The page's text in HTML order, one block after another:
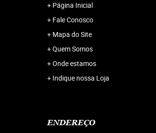
Página Inicial
Fale Conosco
Mapa do Site
Quem Somos
Onde estamos
Indique nossa Loja
ENDEREÇO